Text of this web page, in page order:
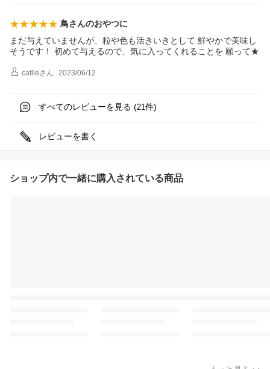
鳥さんのおやつに
まだ与えていませんが、粒や色も活きいきとして 鮮やかで美味し
そうです！ 初めて与えるので、気に入ってくれることを 願って★
catlleさん 2023/06/12
すべてのレビューを見る (21件)
レビューを書く
ショップ内で一緒に購入されている商品